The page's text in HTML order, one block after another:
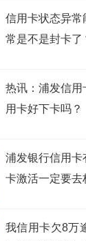
信用卡状态异
常是不是封卡
热讯：浦发信
用卡好下卡吗？
浦发银行信用卡
卡激活一定要去
我信用卡欠8万